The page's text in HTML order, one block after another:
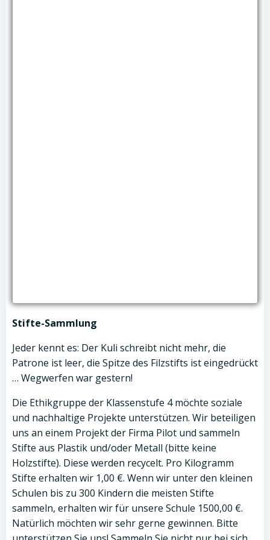
Stifte-Sammlung
Jeder kennt es: Der Kuli schreibt nicht mehr, die
Patrone ist leer, die Spitze des Filzstifts ist eingedrückt
… Wegwerfen war gestern!
Die Ethikgruppe der Klassenstufe 4 möchte soziale
und nachhaltige Projekte unterstützen. Wir beteiligen
uns an einem Projekt der Firma Pilot und sammeln
Stifte aus Plastik und/oder Metall (bitte keine
Holzstifte). Diese werden recycelt. Pro Kilogramm
Stifte erhalten wir 1,00 €. Wenn wir unter den kleinen
Schulen bis zu 300 Kindern die meisten Stifte
sammeln, erhalten wir für unsere Schule 1500,00 €.
Natürlich möchten wir sehr gerne gewinnen. Bitte